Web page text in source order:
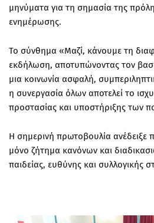
μηνύματα για τη σημασία της
ενημέρωσης.
Το σύνθημα «Μαζί, κάνουμε τη
εκδήλωση, αποτυπώνοντας τον
μια κοινωνία ασφαλή,
η συνεργασία όλων αποτελεί το
προστασίας και υποστήριξης των
Η σημερινή πρωτοβουλία ανέδειξε
μόνο ζήτημα κανόνων και
παιδείας, ευθύνης και συλλογικής